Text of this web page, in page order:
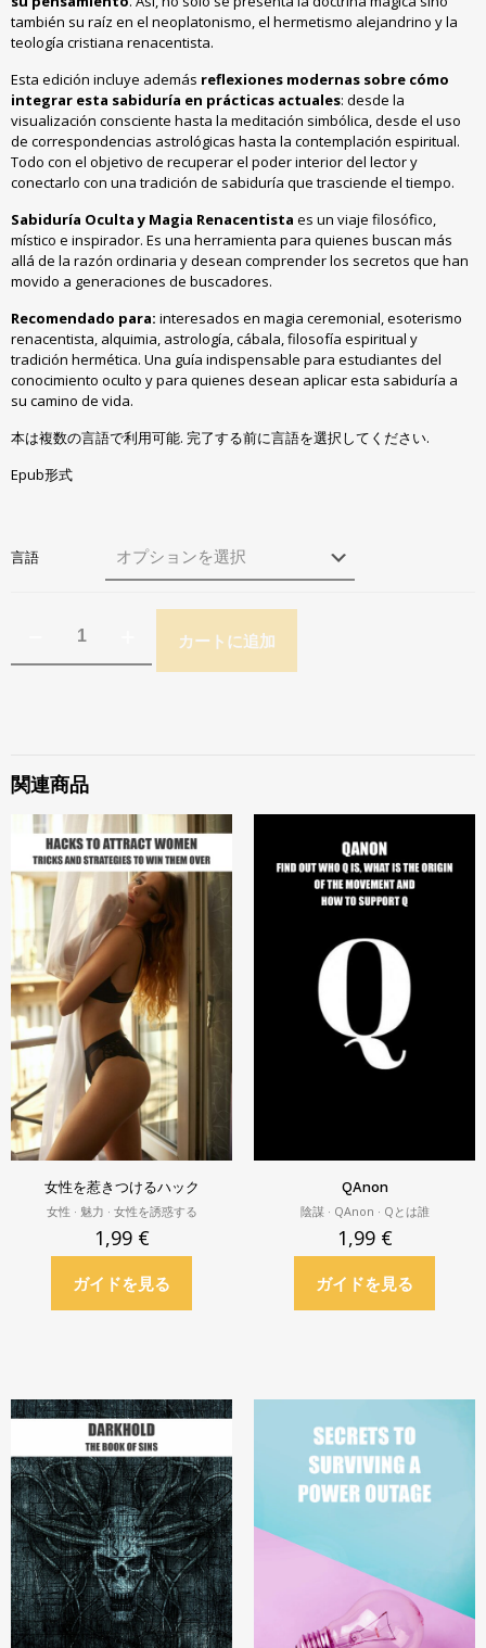
también su raíz en el neoplatonismo,el hermetismo alejandrino y la
teología cristiana renacentista.
Esta edición incluye además reflexiones modernas sobre cómo
integrar esta sabiduría en prácticas actuales: desde la
visualización consciente hasta la meditación simbólica,desde el uso
de correspondencias astrológicas hasta la contemplación espiritual.
Todo con el objetivo de recuperar el poder interior del lector y
conectarlo con una tradición de sabiduría que trasciende el tiempo.
Sabiduría Oculta y Magia Renacentista es un viaje filosófico,
místico e inspirador. Es una herramienta para quienes buscan más
allá de la razón ordinaria y desean comprender los secretos que han
movido a generaciones de buscadores.
Recomendado para: interesados en magia ceremonial,esoterismo
renacentista, alquimia, astrología,cábala,filosofía espiritual y
tradición hermética. Una guía indispensable para estudiantes del
conocimiento oculto y para quienes desean aplicar esta sabiduría a
su camino de vida.
本は複数の言語で利用可能. 完了する前に言語を選択してください.
Epub形式
言語
カートに追加
関連商品
女性を惹きつけるハック
女性 · 魅力 · 女性を誘惑する
1,99 €
ガイドを見る
QAnon
陰謀 · QAnon · Qとは誰
1,99 €
ガイドを見る